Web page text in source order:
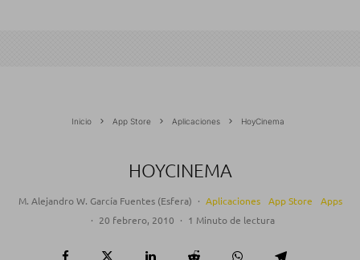
Inicio App Store Aplicaciones HoyCinema
HOYCINEMA
M. Alejandro W. García Fuentes (Esfera) · Aplicaciones App Store
Apps
· 20 febrero, 2010 · 1 Minuto de lectura